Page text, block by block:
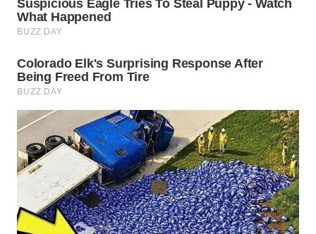
BORNEO
Media
Group
NEWS
WAHANA
TANI
WAHANA
ADVOKAT